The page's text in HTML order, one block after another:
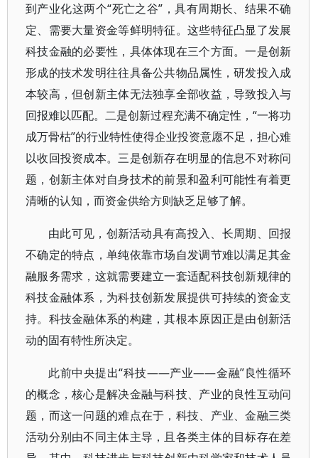
到产业化这两个“死亡之谷”，具有周期长、结果不确
定、需要大量资金等鲜明特征。这些特征凸显了发展
科技金融的必要性，具体体现在三个方面。一是创新
形成的技术发明往往具备公共物品属性，研发投入成
本较高，但创新主体无法独享全部收益，导致投入与
回报难以匹配。二是创新过程充满不确定性，“一将功
成万骨枯”的行业特性使得企业投资意愿不足，担心难
以收回投资成本。三是创新存在明显的信息不对称问
题，创新主体对自身技术的前景和盈利可能性有着更
清晰的认知，而资金供给方则缺乏足够了解。
由此可见，创新活动具有高投入、长周期、回报
不确定的特点，单纯依靠市场自发调节难以满足其金
融服务需求，这就需要建立一套适配科技创新规律的
科技金融体系，为科技创新发展提供可持续的资金支
持。科技金融体系的构建，其根本原因正是由创新活
动的固有特性所决定。
此前中央提出“科技——产业——金融”良性循环
的概念，核心是解决金融与科技、产业的良性互动问
题，而这一问题的难点在于，科技、产业、金融三类
活动分别由不同主体主导，且各类主体的目标存在差